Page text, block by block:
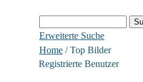
Erweiterte Suche
Home / Top Bilder
Registrierte Benutzer